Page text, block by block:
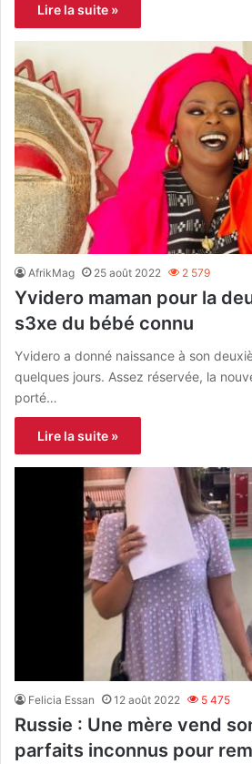
Lire la suite »
AfrikMag 25 août 2022 2 579
Yvidero maman pour la
s3xe du bébé connu
Yvidero a donné naissance à son
quelques jours. Assez réservée, la
porté…
Lire la suite »
Felicia Essan 12 août 2022 5 475
Russie : Une mère vend
parfaits inconnus pour